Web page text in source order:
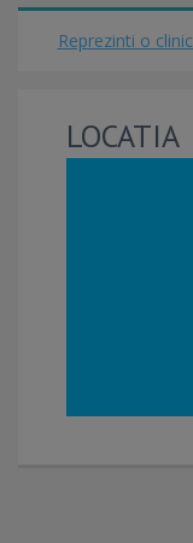
Reprezinti o
LOCATIA